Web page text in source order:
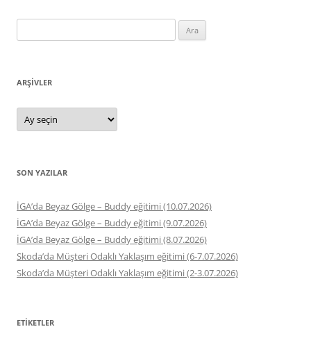
ARŞIVLER
Arşivler
SON YAZILAR
İGA’da Beyaz Gölge – Buddy eğitimi (10.07.2026)
İGA’da Beyaz Gölge – Buddy eğitimi (9.07.2026)
İGA’da Beyaz Gölge – Buddy eğitimi (8.07.2026)
Skoda’da Müşteri Odaklı Yaklaşım eğitimi (6-7.07.2026)
Skoda’da Müşteri Odaklı Yaklaşım eğitimi (2-3.07.2026)
ETIKETLER